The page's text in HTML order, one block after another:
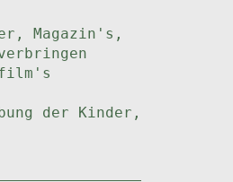
Magazin's,
der Kinder,